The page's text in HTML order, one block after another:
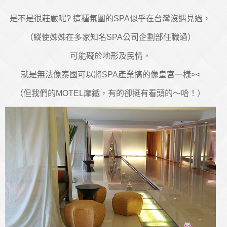
是不是很莊嚴呢? 這種氛圍的SPA似乎在台灣沒遇見過，
（縱使姊姊在多家知名SPA公司企劃部任職過）
可能礙於地形及民情，
就是無法像泰國可以將SPA產業搞的像皇宮一樣><
（但我們的MOTEL摩鐵，有的卻挺有看頭的～哈！）